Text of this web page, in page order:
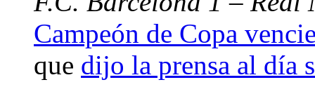
Campeón de Copa
que dijo la prensa al día